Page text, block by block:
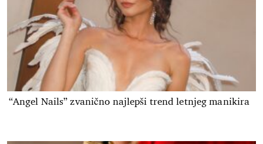
“Angel Nails” zvanično najlepši trend letnjeg manikira